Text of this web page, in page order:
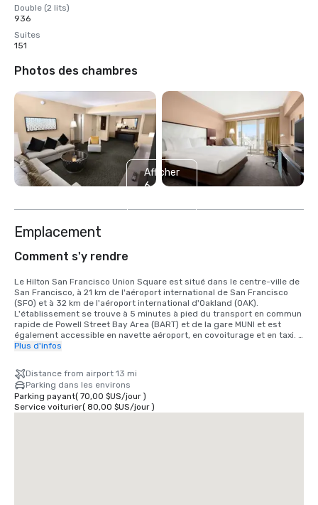
Double (2 lits)
936
Suites
151
Photos des chambres
Afficher
6
Emplacement
Comment s'y rendre
Le Hilton San Francisco Union Square est situé dans le centre-ville de
San Francisco, à 21 km de l'aéroport international de San Francisco
(SFO) et à 32 km de l'aéroport international d'Oakland (OAK).
L'établissement se trouve à 5 minutes à pied du transport en commun
rapide de Powell Street Bay Area (BART) et de la gare MUNI et est
également accessible en navette aéroport, en covoiturage et en taxi.
25 minutes de l'aéroport international SFO en voiture, 40 minutes en
Plus d'infos
Distance from airport 13 mi
Parking dans les environs
Parking payant( 70,00 $US/jour)
Service voiturier( 80,00 $US/jour)